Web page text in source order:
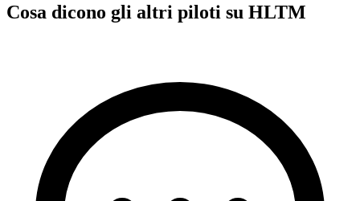
Cosa dicono gli altri piloti su HLTM